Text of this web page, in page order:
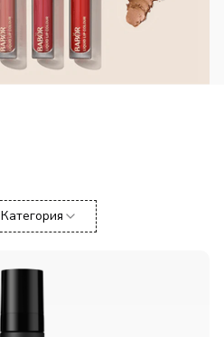
Категория